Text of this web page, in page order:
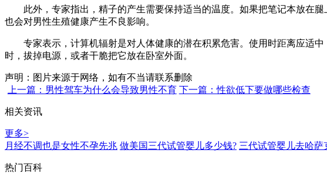
此外，专家指出，精子的产生需要保持适当的温度。如果把笔记本放在腿
也会对男性生殖健康产生不良影响。
专家表示，计算机辐射是对人体健康的潜在积累危害。使用时距离应适中
时，拔掉电源，或者干脆把它放在卧室外面。
声明：图片来源于网络，如有不当请联系删除
上一篇：男性驾车为什么会导致男性不育 下一篇：性欲低下要做哪些检查
相关资讯
更多>
月经不调也是女性不孕先兆 做美国三代试管婴儿多少钱? 三代试管婴儿去哈萨
热门百科